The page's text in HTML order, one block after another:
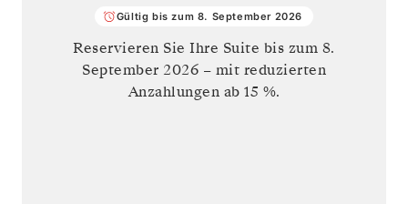
Gültig bis zum 8. September 2026
Reservieren Sie Ihre Suite bis zum 8.
September 2026 – mit reduzierten
Anzahlungen ab 15 %.